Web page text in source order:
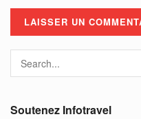
Soutenez Infotravel